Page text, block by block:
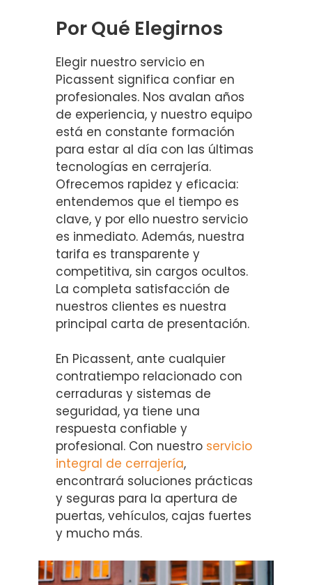
Por Qué Elegirnos
Elegir nuestro servicio en
Picassent significa confiar en
profesionales. Nos avalan años
de experiencia, y nuestro equipo
está en constante formación
para estar al día con las últimas
tecnologías en cerrajería.
Ofrecemos rapidez y eficacia:
entendemos que el tiempo es
clave, y por ello nuestro servicio
es inmediato. Además, nuestra
tarifa es transparente y
competitiva, sin cargos ocultos.
La completa satisfacción de
nuestros clientes es nuestra
principal carta de presentación.
En Picassent, ante cualquier
contratiempo relacionado con
cerraduras y sistemas de
seguridad, ya tiene una
respuesta confiable y
profesional. Con nuestro servicio
integral de cerrajería,
encontrará soluciones prácticas
y seguras para la apertura de
puertas, vehículos, cajas fuertes
y mucho más.